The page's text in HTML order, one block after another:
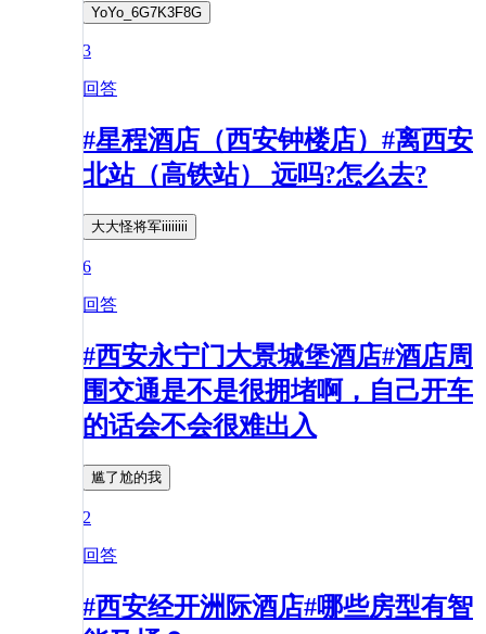
YoYo_6G7K3F8G
3
回答
#星程酒店（西安钟楼店）#离西安
北站（高铁站） 远吗?怎么去?
大大怪将军iiiiiiii
6
回答
#西安永宁门大景城堡酒店#酒店周
围交通是不是很拥堵啊，自己开车
的话会不会很难出入
尴了尬的我
2
回答
#西安经开洲际酒店#哪些房型有智